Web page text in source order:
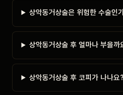
상악동거상술은 위험한 수술인
상악동거상술 후 얼마나 부을까
상악동거상술 후 코피가 나나요?